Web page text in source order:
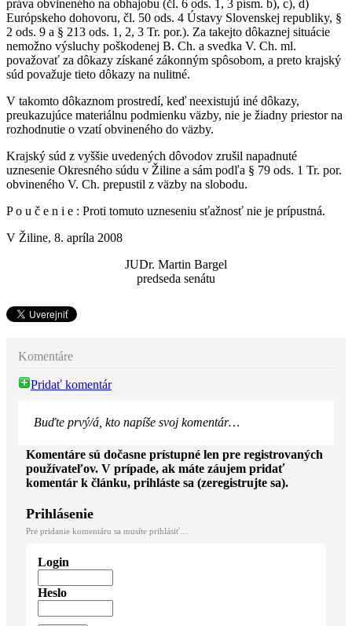
práva obvineného na obhajobu (čl. 6 ods. 1, 3 písm. b), c), d)
Európskeho dohovoru, čl. 50 ods. 4 Ústavy Slovenskej republiky, §
2 ods. 9 a § 213 ods. 1, 2, 3 Tr. por.). Za takejto dôkaznej situácie
nemožno výsluchy poškodenej B. Ch. a svedka V. Ch. ml.
považovať za dôkazy získané zákonným spôsobom, a preto krajský
súd považuje tieto dôkazy na nulitné.
V takomto dôkaznom prostredí, keď neexistujú iné dôkazy,
preukazujúce materiálnu podmienku väzby, nie je žiadny priestor na
rozhodnutie o vzatí obvineného do väzby.
Krajský súd z vyššie uvedených dôvodov zrušil napadnuté
uznesenie Okresného súdu v Žiline a sám podľa § 79 ods. 1 Tr. por.
obvineného V. Ch. prepustil z väzby na slobodu.
P o u č e n i e : Proti tomuto uzneseniu sťažnosť nie je prípustná.
V Žiline, 8. apríla 2008
JUDr. Martin Bargel
predseda senátu
Komentáre
Pridať komentár
Buďte prvý/á, kto napíše svoj komentár…
Komentáre sú dočasne prístupné len pre registrovaných
používateľov. V prípade, ak máte záujem pridať
komentár k článku, prihláste sa (zeregistrujte sa).
Prihlásenie
Pre pridanie komentáru sa musíte prihlásiť…
Login
Heslo